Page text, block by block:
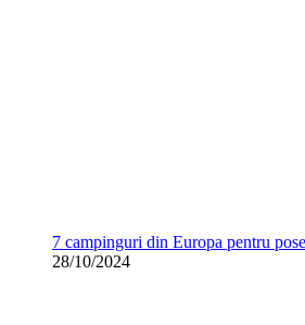
7 campinguri din Europa pentru
28/10/2024